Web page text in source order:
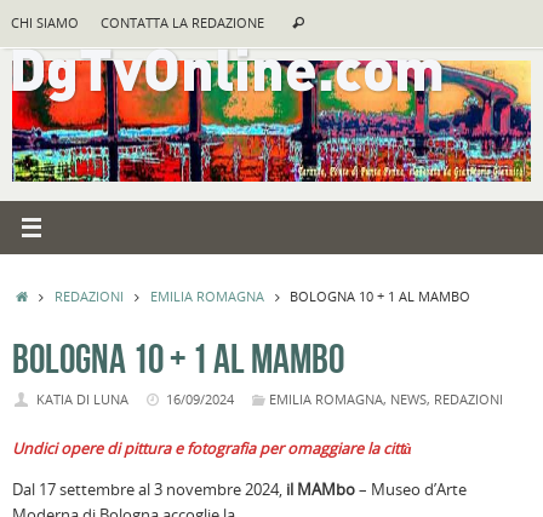
contenuto
CHI SIAMO CONTATTA LA REDAZIONE Cerca
HOMEREDAZIONI EMILIA ROMAGNA BOLOGNA 10 + 1 AL MAMBO
BOLOGNA 10 + 1 AL MAMBO
KATIA DI LUNA 16/09/2024 EMILIA ROMAGNA, NEWS, REDAZIONI
Undici opere di pittura e fotografia per omaggiare la città
Dal 17 settembre al 3 novembre 2024, il MAMbo– Museo d’Arte